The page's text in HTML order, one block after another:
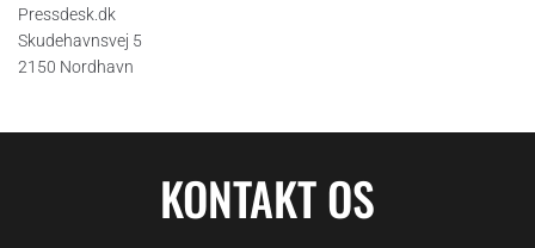
Pressdesk.dk
Skudehavnsvej 5
2150 Nordhavn
KONTAKT OS